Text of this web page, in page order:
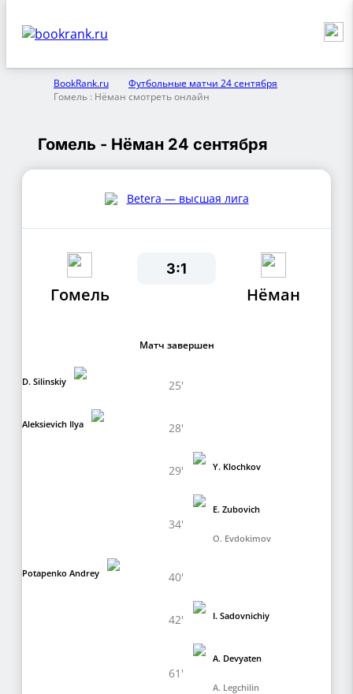
BookRank.ru
Футбольные матчи 24 сентября
Гомель : Нёман смотреть онлайн
Гомель - Нёман 24 сентября
Betera — высшая лига
Гомель
3:1
Нёман
Матч завершен
D. Silinskiy 25'
Aleksievich Ilya 28'
29' Y. Klochkov
34'
E. Zubovich
O. Evdokimov
Potapenko Andrey 40'
42' I. Sadovnichiy
61'
A. Devyaten
A. Legchilin